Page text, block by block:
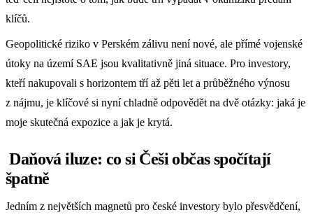
klíčů.
Geopolitické riziko v Perském zálivu není nové, ale přímé vojenské
útoky na území SAE jsou kvalitativně jiná situace. Pro investory,
kteří nakupovali s horizontem tří až pěti let a průběžného výnosu
z nájmu, je klíčové si nyní chladně odpovědět na dvě otázky: jaká je
moje skutečná expozice a jak je krytá.
Daňová iluze: co si Češi občas spočítají
špatně
Jedním z největších magnetů pro české investory bylo přesvědčení,